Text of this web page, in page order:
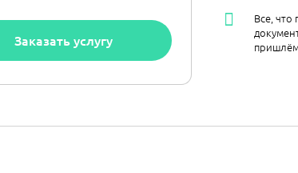
Заказать услугу
Все, что